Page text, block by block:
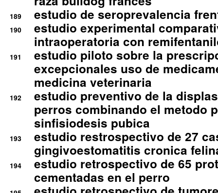
189 estudio de seroprevalencia
190
estudio experimental
intraoperatoria con
191
estudio piloto sobre la
excepcionales uso de
medicina veterinaria
192
estudio preventivo de la
perros combinando el metodo
sinfisiodesis pubica
193
estudio restrospectivo de 27
gingivoestomatitis cronica
194
estudio retrospectivo de 65
cementadas en el perro